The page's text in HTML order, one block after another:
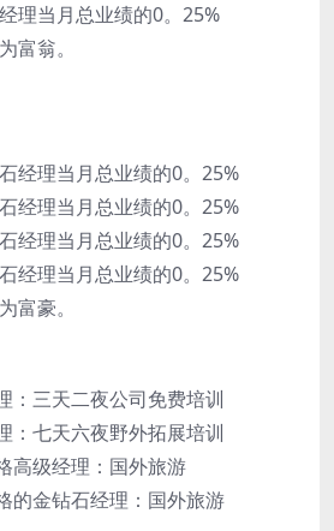
理当月总业绩的0。25%
富翁。
经理当月总业绩的0。25%
经理当月总业绩的0。25%
经理当月总业绩的0。25%
经理当月总业绩的0。25%
富豪。
：三天二夜公司免费培训
：七天六夜野外拓展培训
高级经理：国外旅游
的金钻石经理：国外旅游